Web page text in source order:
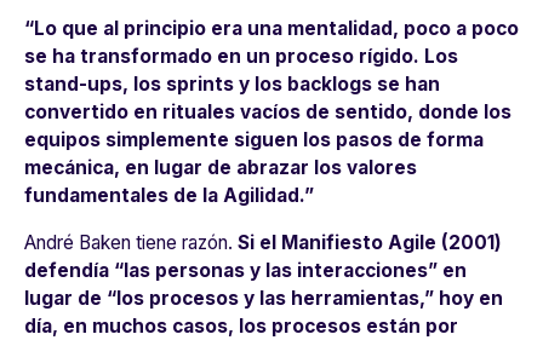
“Lo que al principio era una mentalidad, poco a poco
se ha transformado en un proceso rígido. Los
stand-ups, los sprints y los backlogs se han
convertido en rituales vacíos de sentido, donde los
equipos simplemente siguen los pasos de forma
mecánica, en lugar de abrazar los valores
fundamentales de la Agilidad.”
André Baken tiene razón. Si el Manifiesto Agile (2001)
defendía “las personas y las interacciones” en
lugar de “los procesos y las herramientas,” hoy en
día, en muchos casos, los procesos están por